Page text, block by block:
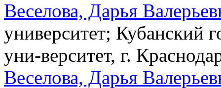
Веселова, Дарья
университет; Кубанский
уни-верситет, г.
Веселова, Дарья